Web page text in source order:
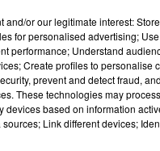
sur
et un
se sentir bien
une
or our legitimate interest:
for personalised advertising;
performance; Understand
Create profiles to personalise
prevent and detect fraud,
These technologies may
devices based on information
Link different devices;